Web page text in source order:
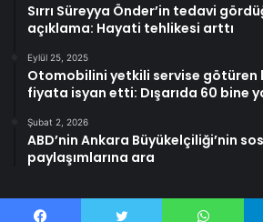
Sırrı Süreyya Önder’in tedavi
açıklama: Hayati tehlikesi arttı
Eylül 25, 2025
Otomobilini yetkili servise götüren
fiyata isyan etti: Dışarıda 60 bine
Şubat 2, 2026
ABD’nin Ankara Büyükelçiliği’nin
paylaşımlarına ara